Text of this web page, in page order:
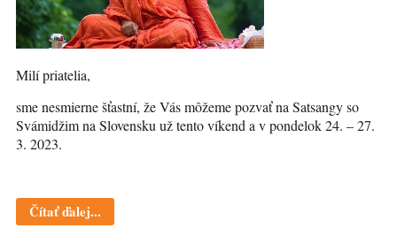
Milí priatelia,
sme nesmierne šťastní, že Vás môžeme pozvať na Satsangy so
Svámidžim na Slovensku už tento víkend a v pondelok 24. – 27.
3. 2023.
Čítať ďalej...